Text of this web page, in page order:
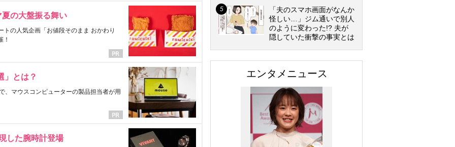
の大盤振る舞い
の人気企画「お値段そのまま おかわり
！
」とは？
、マウスコンピューターの製品担当者が用
した腕時計登場
「夫のスマホ画面がなんか
怪しい…」ジム通いで別人
のように変わった!? 夫が
隠していた衝撃の事実とは
エンタメニュース